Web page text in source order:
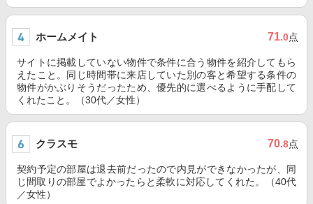
ホームメイト 71.0点
サイトに掲載していない物件で条件に合う物件を紹介してもら
えたこと。同じ時間帯に来店していた別の客と希望する条件の
物件がかぶりそうだったため、優先的に選べるように手配して
くれたこと。（30代／女性）
クラスモ 70.8点
契約予定の部屋は退去前だったので内見ができなかったが、同
じ間取りの部屋でよかったらと柔軟に対応してくれた。（40代
／女性）